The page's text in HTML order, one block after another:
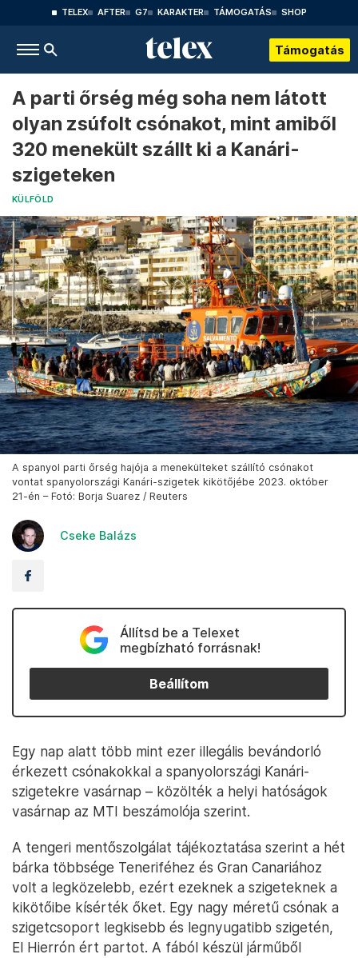
TELEX AFTER G7 KARAKTER TÁMOGATÁS SHOP
Támogatás
A parti őrség még soha nem látott
olyan zsúfolt csónakot, mint amiből
320 menekült szállt ki a Kanári-
szigeteken
KÜLFÖLD
A spanyol parti őrség hajója a menekülteket szállító csónakot
vontat spanyolországi Kanári-szigetek kikötőjébe 2023. október
21-én – Fotó: Borja Suarez / Reuters
Cseke Balázs
Állítsd be a Telexet
megbízható forrásnak!
Beállítom
Egy nap alatt több mint ezer illegális bevándorló
érkezett csónakokkal a spanyolországi Kanári-
szigetekre vasárnap – közölték a helyi hatóságok
vasárnap az MTI beszámolója szerint.
A tengeri mentőszolgálat tájékoztatása szerint a hét
bárka többsége Teneriféhez és Gran Canariához
volt a legközelebb, ezért ezeknek a szigeteknek a
kikötőibe kísérték őket. Egy nagy méretű csónak a
szigetcsoport legkisebb és legnyugatibb szigetén,
El Hierrón ért partot. A fából készül járműből